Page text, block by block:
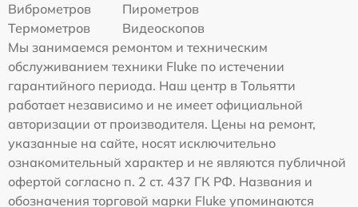
Виброметров
Пирометров
Термометров
Видеоскопов
Мы занимаемся ремонтом и техническим
обслуживанием техники Fluke по истечении
гарантийного периода. Наш центр в Тольятти
работает независимо и не имеет официальной
авторизации от производителя. Цены на ремонт,
указанные на сайте, носят исключительно
ознакомительный характер и не являются публичной
офертой согласно п. 2 ст. 437 ГК РФ. Названия и
обозначения торговой марки Fluke упоминаются